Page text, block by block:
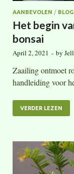
AANBEVOLEN / BLOG
Het begin
bonsai
April 2, 2021 - by
Zaailing ontmoet
handleiding voor
VERDER LEZEN